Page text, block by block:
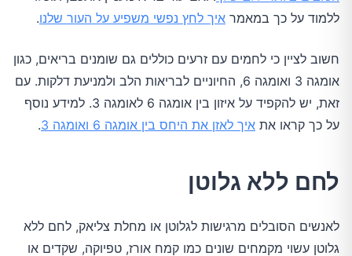
ללמוד על כך במאמר איך לחץ נפשי משפיע על העור שלנו.
חשוב לציין כי לחמים עם זרעים כוללים גם שומנים בריאים, כגון
אומגה 3 ואומגה 6, החיוניים לבריאות הלב ולמניעת דלקות. עם
זאת, יש להקפיד על איזון בין אומגה 6 לאומגה 3. למידע נוסף
על כך קראו את איך לאזן את היחס בין אומגה 6 ואומגה 3 .
לחם ללא גלוטן
לאנשים הסובלים מרגישות לגלוטן או מחלת צליאק, לחם ללא
גלוטן עשוי מקמחים שונים כמו קמח אורז, טפיוקה, שקדים או